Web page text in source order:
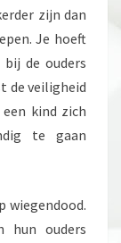
zijn dan
Je hoeft
de ouders
de veiligheid
kind zich
te gaan
wiegendood.
hun ouders